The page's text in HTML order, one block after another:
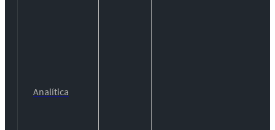
Analítica